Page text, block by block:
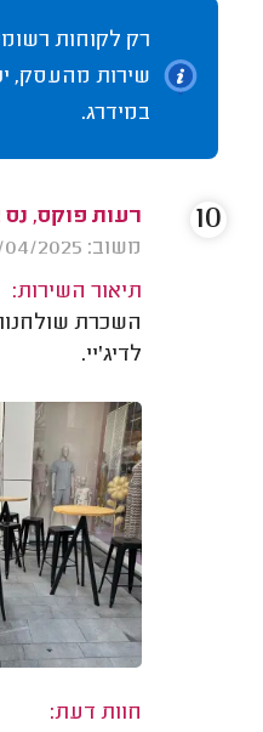
רק לקוחות
שירות מהעסק,
במידרג.
רעות פוקס, נס
משוב: 24/04/2025
תיאור השירות:
השכרת
לדיג'יי.
חוות דעת:
10